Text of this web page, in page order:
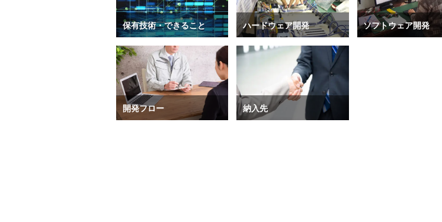
保有技術・できること ハードウェア開発 ソフトウェア開発
開発フロー 納入先